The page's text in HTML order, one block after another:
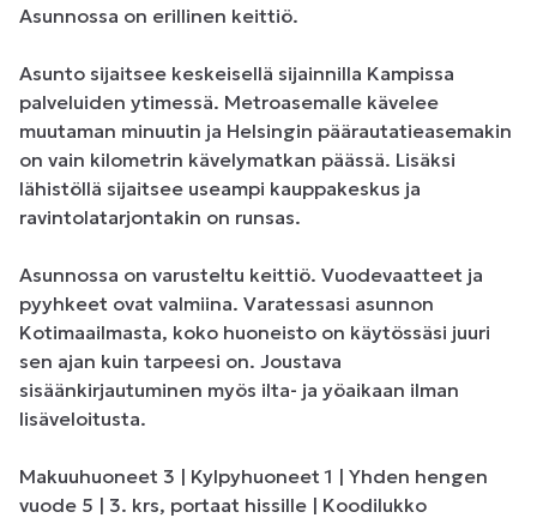
Asunnossa on erillinen keittiö.
Asunto sijaitsee keskeisellä sijainnilla Kampissa
palveluiden ytimessä. Metroasemalle kävelee
muutaman minuutin ja Helsingin päärautatieasemakin
on vain kilometrin kävelymatkan päässä. Lisäksi
lähistöllä sijaitsee useampi kauppakeskus ja
ravintolatarjontakin on runsas.
Asunnossa on varusteltu keittiö. Vuodevaatteet ja
pyyhkeet ovat valmiina. Varatessasi asunnon
Kotimaailmasta, koko huoneisto on käytössäsi juuri
sen ajan kuin tarpeesi on. Joustava
sisäänkirjautuminen myös ilta- ja yöaikaan ilman
lisäveloitusta.
Makuuhuoneet 3 | Kylpyhuoneet 1 | Yhden hengen
vuode 5 | 3. krs, portaat hissille | Koodilukko